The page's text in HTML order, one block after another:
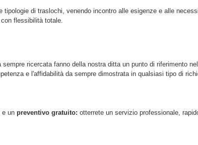
di traslochi, venendo incontro alle esigenze e alle
flessibilità totale.
ricercata fanno della nostra ditta un punto di riferimento
e l'affidabilità da sempre dimostrata in qualsiasi tipo di
e un preventivo gratuito: otterrete un servizio professionale,